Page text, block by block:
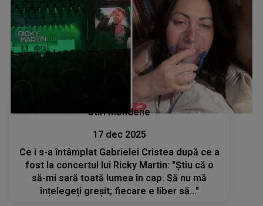
Stiri mondene
17 dec 2025
Ce i s-a întâmplat Gabrielei Cristea după ce a
fost la concertul lui Ricky Martin: "Știu că o
să-mi sară toată lumea în cap. Să nu mă
înțelegeți greșit; fiecare e liber să..."